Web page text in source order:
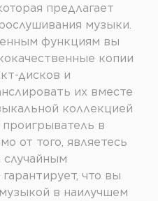
предлагает
музыки.
функциям вы
копии
дисков и
их вместе
коллекцией
в
от того, являетесь
что вы
в ​​наилучшем